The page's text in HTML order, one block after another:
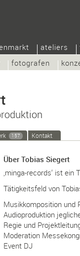
fotografen
ateliers
157 Kontakt
Über Tobias Siegert
‚minga-records‘ ist
Tätigkeitsfeld von
Musikkomposition und
Audioproduktion
Regie und
Moderation
Event DJ